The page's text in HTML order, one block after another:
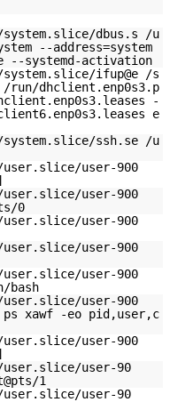
system.slice/dbus.s /u
--address=system
systemd-activation
ifup@e /s
dhclient.enp0s3.p
-
e
ssh.se /u
user-900
user-900
0
user-900
user-900
user-900
user-900
pid,user,c
user-900
user-90
1
user-90